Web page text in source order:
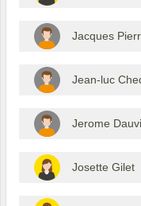
Jacques
Jean-luc
Jerome
Josette Gilet